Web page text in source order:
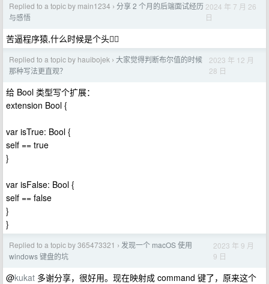
Replied to a topic by main1234 › 分享 2 个月的后端面试经历
与感悟
2024 年 7 月 26
日
苦逼程序猿,什么时候是个头😮‍💨
Replied to a topic by hauibojek › 大家觉得判断布尔值的时候
那种写法更直观？
2023 年 12 月
28 日
给 Bool 类型写个扩展：
extension Bool {
var isTrue: Bool {
self == true
}
var isFalse: Bool {
self == false
}
}
Replied to a topic by 365473321 › 发现一个 macOS 使用
windows 键盘的坑
2023 年 9 月
9 日
@kukat 多谢分享，很好用。现在映射成 command 键了，原来这个